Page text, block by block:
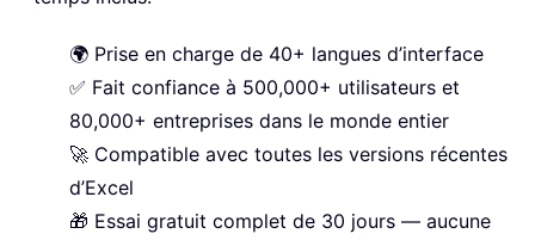
🌍 Prise en charge de 40+ langues d’interface
✅ Fait confiance à 500,000+ utilisateurs et
80,000+ entreprises dans le monde entier
🚀 Compatible avec toutes les versions récentes
d’Excel
🎁 Essai gratuit complet de 30 jours — aucune